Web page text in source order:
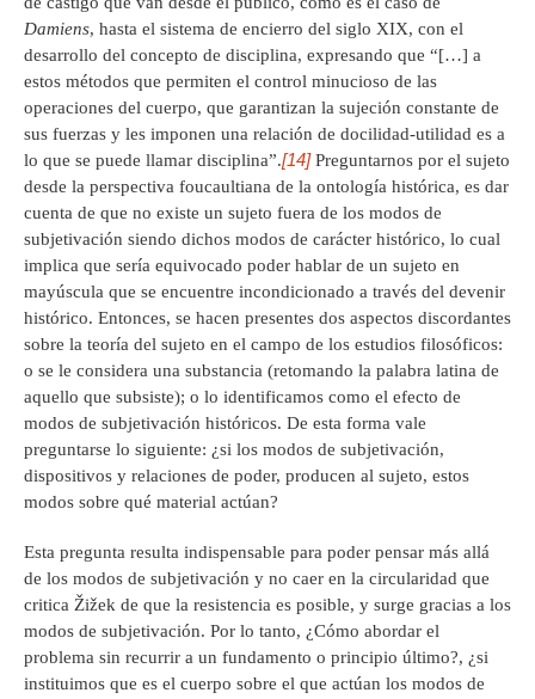
Damiens, hasta el sistema de encierro del siglo XIX, con el
desarrollo del concepto de disciplina, expresando que “[…] a
estos métodos que permiten el control minucioso de las
operaciones del cuerpo, que garantizan la sujeción constante de
sus fuerzas y les imponen una relación de docilidad-utilidad es a
lo que se puede llamar disciplina”.[14]Preguntarnos por el sujeto
desde la perspectiva foucaultiana de la ontología histórica, es dar
cuenta de que no existe un sujeto fuera de los modos de
subjetivación siendo dichos modos de carácter histórico, lo cual
implica que sería equivocado poder hablar de un sujeto en
mayúscula que se encuentre incondicionado a través del devenir
histórico. Entonces, se hacen presentes dos aspectos discordantes
sobre la teoría del sujeto en el campo de los estudios filosóficos:
o se le considera una substancia (retomando la palabra latina de
aquello que subsiste); o lo identificamos como el efecto de
modos de subjetivación históricos. De esta forma vale
preguntarse lo siguiente: ¿si los modos de subjetivación,
dispositivos y relaciones de poder, producen al sujeto, estos
modos sobre qué material actúan?
Esta pregunta resulta indispensable para poder pensar más allá
de los modos de subjetivación y no caer en la circularidad que
critica Žižek de que la resistencia es posible, y surge gracias a los
modos de subjetivación. Por lo tanto, ¿Cómo abordar el
problema sin recurrir a un fundamento o principio último?, ¿si
instituimos que es el cuerpo sobre el que actúan los modos de